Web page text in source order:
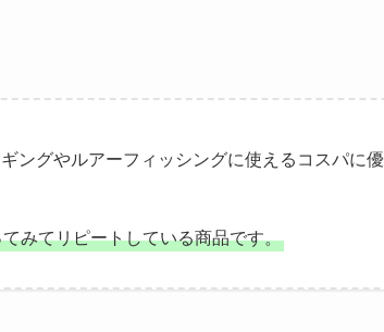
ングやルアーフィッシングに使えるコスパに
みてリピートしている商品です。